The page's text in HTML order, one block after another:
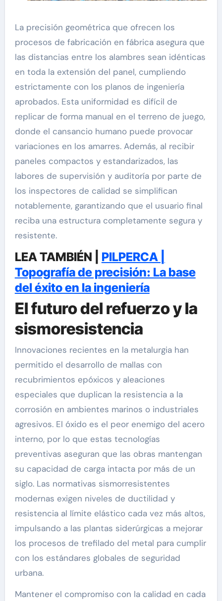
La precisión geométrica que ofrecen los
procesos de fabricación en fábrica asegura que
las distancias entre los alambres sean idénticas
en toda la extensión del panel, cumpliendo
estrictamente con los planos de ingeniería
aprobados. Esta uniformidad es difícil de
replicar de forma manual en el terreno de juego,
donde el cansancio humano puede provocar
variaciones en los amarres. Además, al recibir
paneles compactos y estandarizados, las
labores de supervisión y auditoría por parte de
los inspectores de calidad se simplifican
notablemente, garantizando que el usuario final
reciba una estructura completamente segura y
resistente.
LEA TAMBIÉN | PILPERCA |
Topografía de precisión: La base
del éxito en la ingeniería
El futuro del refuerzo y la
sismoresistencia
Innovaciones recientes en la metalurgia han
permitido el desarrollo de mallas con
recubrimientos epóxicos y aleaciones
especiales que duplican la resistencia a la
corrosión en ambientes marinos o industriales
agresivos. El óxido es el peor enemigo del acero
interno, por lo que estas tecnologías
preventivas aseguran que las obras mantengan
su capacidad de carga intacta por más de un
siglo. Las normativas sismorresistentes
modernas exigen niveles de ductilidad y
resistencia al límite elástico cada vez más altos,
impulsando a las plantas siderúrgicas a mejorar
los procesos de trefilado del metal para cumplir
con los estándares globales de seguridad
urbana.
Mantener el compromiso con la calidad en cada